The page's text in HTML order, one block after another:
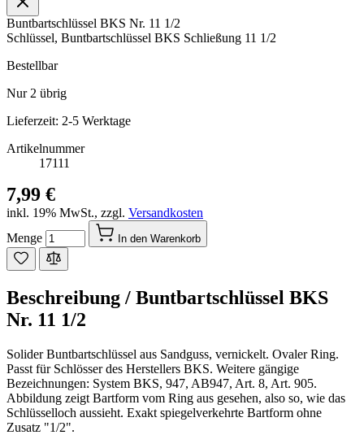
Buntbartschlüssel BKS Nr. 11 1/2
Schlüssel, Buntbartschlüssel BKS Schließung 11 1/2
Bestellbar
Nur 2 übrig
Lieferzeit: 2-5 Werktage
Artikelnummer
17111
7,99 €
inkl. 19% MwSt., zzgl. Versandkosten
Menge
In den Warenkorb
Beschreibung / Buntbartschlüssel BKS
Nr. 11 1/2
Solider Buntbartschlüssel aus Sandguss, vernickelt. Ovaler Ring.
Passt für Schlösser des Herstellers BKS. Weitere gängige
Bezeichnungen: System BKS, 947, AB947, Art. 8, Art. 905.
Abbildung zeigt Bartform vom Ring aus gesehen, also so, wie das
Schlüsselloch aussieht. Exakt spiegelverkehrte Bartform ohne
Zusatz "1/2".